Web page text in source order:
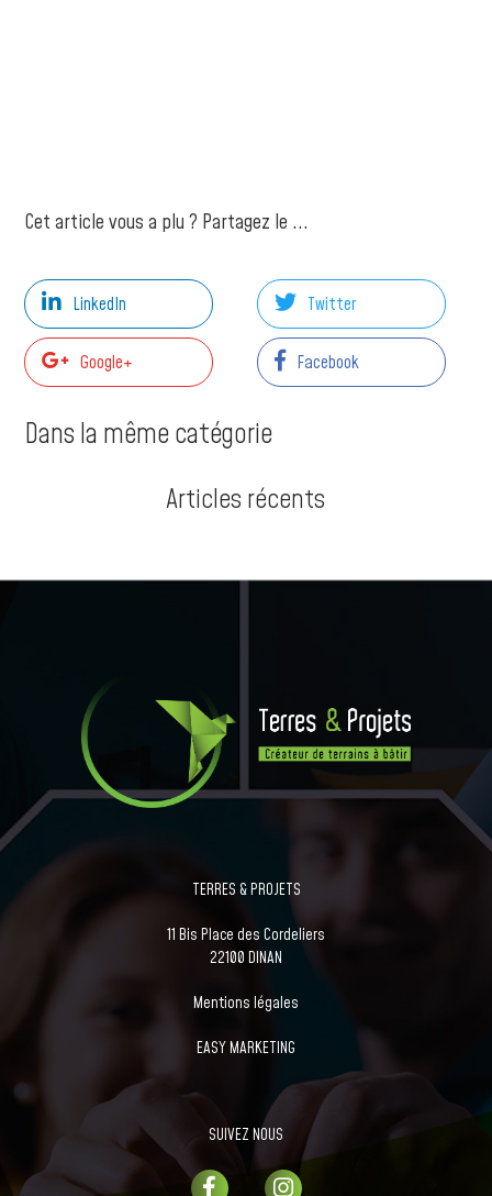
Cet article vous a plu ? Partagez le ...
LinkedIn Twitter
Google+ Facebook
Dans la même catégorie
Articles récents
TERRES & PROJETS
11 Bis Place des Cordeliers
22100 DINAN
Mentions légales
EASY MARKETING
SUIVEZ NOUS